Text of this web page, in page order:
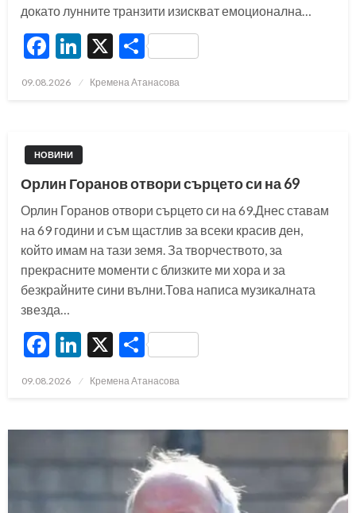
докато лунните транзити изискват емоционална…
Facebook
LinkedIn
X Share
Posted
09.08.2026 Кремена Атанасова
НОВИНИ
Орлин Горанов отвори сърцето си на 69
Орлин Горанов отвори сърцето си на 69.Днес ставам
на 69 години и съм щастлив за всеки красив ден,
който имам на тази земя. За творчеството, за
прекрасните моменти с близките ми хора и за
безкрайните сини вълни.Това написа музикалната
звезда…
Facebook
LinkedIn
X Share
Posted
09.08.2026 Кремена Атанасова